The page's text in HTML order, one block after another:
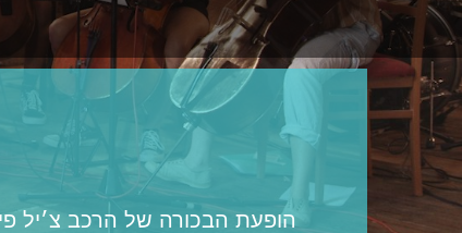
הופעת הבכורה של הרכב צ׳יל